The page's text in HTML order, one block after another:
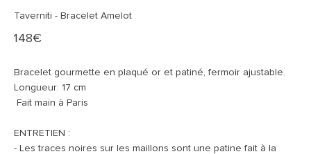
Taverniti - Bracelet Amelot
Prix de vente
148€
Bracelet gourmette en plaqué or et patiné, fermoir ajustable.
Longueur: 17 cm
Fait main à Paris
ENTRETIEN :
- Les traces noires sur les maillons sont une patine fait à la